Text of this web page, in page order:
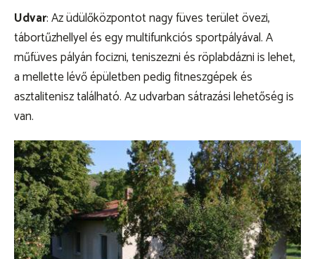
Udvar: Az üdülőközpontot nagy füves terület övezi,
tábortűzhellyel és egy multifunkciós sportpályával. A
műfüves pályán focizni, teniszezni és röplabdázni is lehet,
a mellette lévő épületben pedig fitneszgépek és
asztalitenisz található. Az udvarban sátrazási lehetőség is
van.